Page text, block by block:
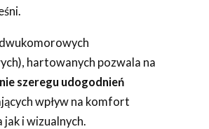
hartowanych pozwala na
szeregu udogodnień
wpływ na komfort
i wizualnych.